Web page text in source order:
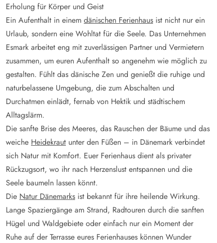
Erholung für Körper und Geist
Ein Aufenthalt in einem dänischen Ferienhaus ist nicht nur ein
Urlaub, sondern eine Wohltat für die Seele. Das Unternehmen
Esmark arbeitet eng mit zuverlässigen Partner und Vermietern
zusammen, um euren Aufenthalt so angenehm wie möglich zu
gestalten. Fühlt das dänische Zen und genießt die ruhige und
naturbelassene Umgebung, die zum Abschalten und
Durchatmen einlädt, fernab von Hektik und städtischem
Alltagslärm.
Die sanfte Brise des Meeres, das Rauschen der Bäume und das
weiche Heidekraut unter den Füßen – in Dänemark verbindet
sich Natur mit Komfort. Euer Ferienhaus dient als privater
Rückzugsort, wo ihr nach Herzenslust entspannen und die
Seele baumeln lassen könnt.
Die Natur Dänemarks ist bekannt für ihre heilende Wirkung.
Lange Spaziergänge am Strand, Radtouren durch die sanften
Hügel und Waldgebiete oder einfach nur ein Moment der
Ruhe auf der Terrasse eures Ferienhauses können Wunder